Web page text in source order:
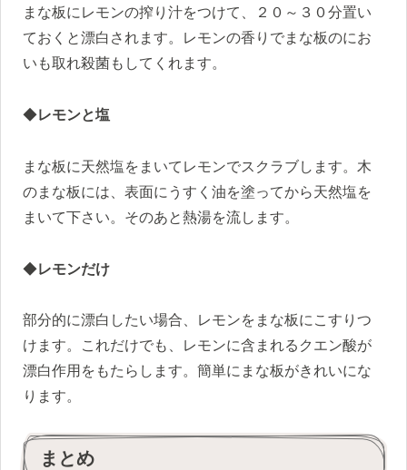
まな板にレモンの搾り汁をつけて、２０～３０分置い
ておくと漂白されます。レモンの香りでまな板のにお
いも取れ殺菌もしてくれます。
◆レモンと塩
まな板に天然塩をまいてレモンでスクラブします。木
のまな板には、表面にうすく油を塗ってから天然塩を
まいて下さい。そのあと熱湯を流します。
◆レモンだけ
部分的に漂白したい場合、レモンをまな板にこすりつ
けます。これだけでも、レモンに含まれるクエン酸が
漂白作用をもたらします。簡単にまな板がきれいにな
ります。
まとめ